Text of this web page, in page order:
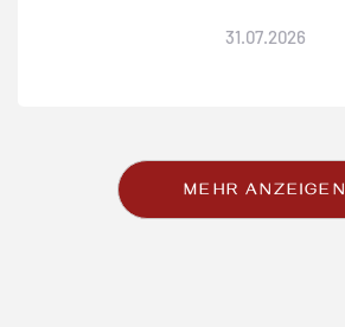
31.07.2026
MEHR ANZEIGEN